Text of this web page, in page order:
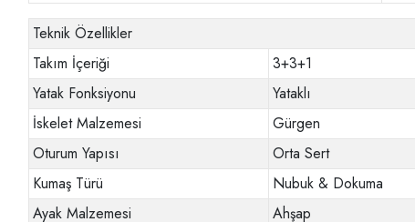
Teknik Özellikler
Takım İçeriği
3+3+1
Yatak Fonksiyonu
Yataklı
İskelet Malzemesi
Gürgen
Oturum Yapısı
Orta Sert
Kumaş Türü
Nubuk & Dokuma
Ayak Malzemesi
Ahşap